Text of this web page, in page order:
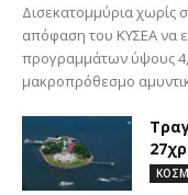
Δισεκατομμύρια
απόφαση του ΚΥΣΕΑ να
προγραμμάτων ύψους
μακροπρόθεσμο